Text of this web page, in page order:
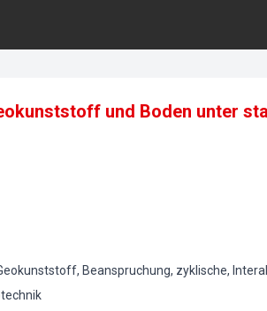
und Boden unter
Beanspruchung, zyklische,